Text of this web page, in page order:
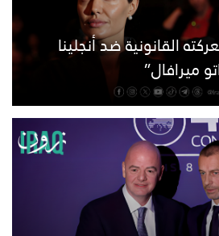
القانونية ضد أنجلينا
ميرافال”